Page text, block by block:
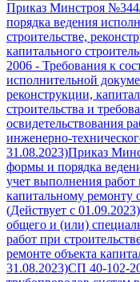
Приказ Минстроя
порядка ведения
строительстве,
капитального
2006 - Требования к
исполнительной
реконструкции,
строительства и
освидетельствования
инженерно-
31.08.2023)Приказ
формы и порядка
учет выполнения работ
капитальному ремонту
(Действует с 01.09.2023)
общего и (или)
работ при
ремонте объекта
31.08.2023)СП 40-102-